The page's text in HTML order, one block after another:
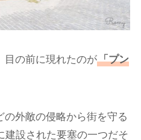
目の前に現れたのが「プン
の外敵の侵略から街を守る
建設された要塞の一つだそ